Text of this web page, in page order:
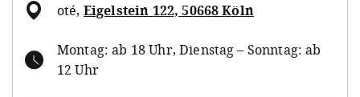
oté, Eigelstein 122, 50668 Köln
Montag: ab 18 Uhr, Dienstag – Sonntag: ab
12 Uhr